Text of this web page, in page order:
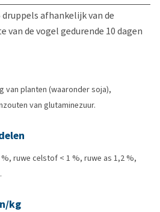
afhankelijk van de
van de vogel gedurende 10 dagen
van planten (waaronder soja),
van glutaminezuur.
ruwe celstof < 1 %, ruwe as 1,2 %,
kg